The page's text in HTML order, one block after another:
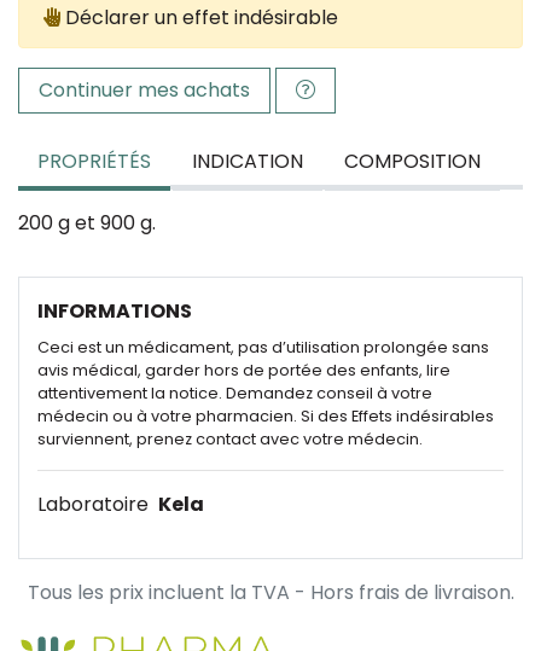
Déclarer un effet indésirable
Continuer mes achats
PROPRIÉTÉS INDICATION COMPOSITION
200 g et 900 g.
INFORMATIONS
Ceci est un médicament, pas d’utilisation prolongée sans
avis médical, garder hors de portée des enfants, lire
attentivement la notice. Demandez conseil à votre
médecin ou à votre pharmacien. Si des Effets indésirables
surviennent, prenez contact avec votre médecin.
Laboratoire Kela
Tous les prix incluent la TVA - Hors frais de livraison.